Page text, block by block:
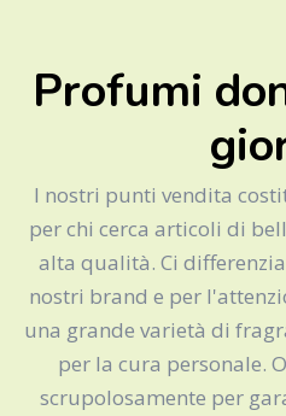
Profumi
I nostri punti vendita
per chi cerca articoli di
alta qualità. Ci
nostri brand e per
una grande varietà di
per la cura personale.
scrupolosamente per